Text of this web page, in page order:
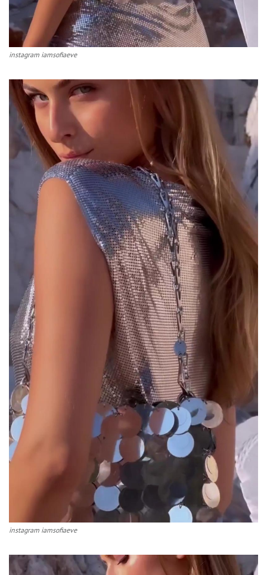
instagram iamsofiaeve
instagram iamsofiaeve